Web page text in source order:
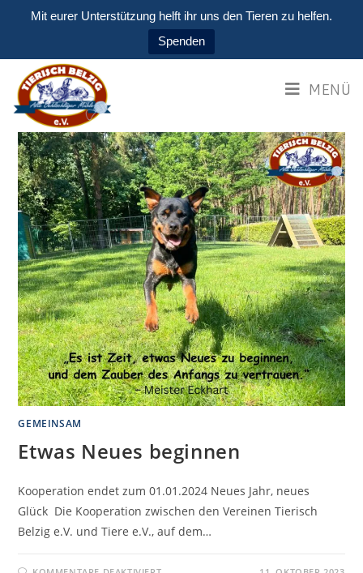
Mit eurer Unterstützung helft ihr uns den Tieren zu helfen.
Spenden
MENÜ
GEMEINSAM
Etwas Neues beginnen
Kooperation endet zum 01.01.2024 Neues Jahr, neues
Glück Die Kooperation zwischen den Vereinen Tierisch
Belzig e.V. und Tiere e.V., auf dem…